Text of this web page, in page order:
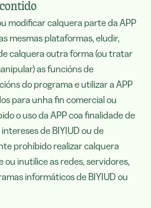
modificar calquera parte da APP
mesmas plataformas, eludir,
calquera outra forma (ou tratar
as funcións de
do programa e utilizar a APP
para unha fin comercial ou
o uso da APP coa finalidade de
de BIYIUD ou de
prohibido realizar calquera
ou inutilice as redes, servidores,
informáticos de BIYIUD ou